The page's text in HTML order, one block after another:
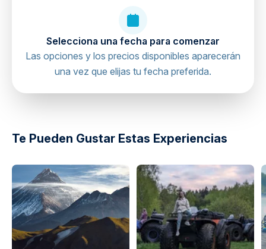
directions
Selecciona una fecha para comenzar
Las opciones y los precios disponibles aparecerán
una vez que elijas tu fecha preferida.
Te Pueden Gustar Estas Experiencias